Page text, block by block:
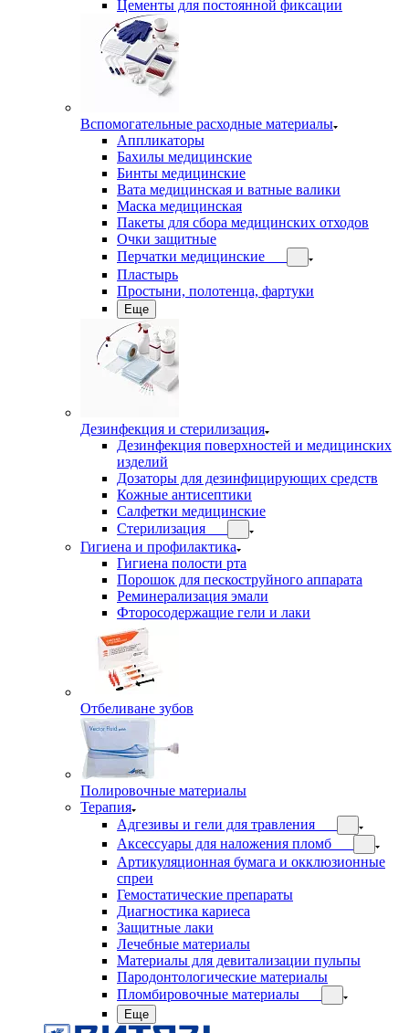
Цементы для постоянной фиксации
Вспомогательные расходные материалы
Аппликаторы
Бахилы медицинские
Бинты медицинские
Вата медицинская и ватные валики
Маска медицинская
Пакеты для сбора медицинских отходов
Очки защитные
Перчатки медицинские
Пластырь
Простыни, полотенца, фартуки
Еще
Дезинфекция и стерилизация
Дезинфекция поверхностей и медицинских
изделий
Дозаторы для дезинфицирующих средств
Кожные антисептики
Салфетки медицинские
Стерилизация
Гигиена и профилактика
Гигиена полости рта
Порошок для пескоструйного аппарата
Реминерализация эмали
Фторосодержащие гели и лаки
Отбеливане зубов
Полировочные материалы
Терапия
Адгезивы и гели для травления
Аксессуары для наложения пломб
Артикуляционная бумага и окклюзионные
спреи
Гемостатические препараты
Диагностика кариеса
Защитные лаки
Лечебные материалы
Материалы для девитализации пульпы
Пародонтологические материалы
Пломбировочные материалы
Еще